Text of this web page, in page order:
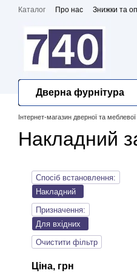
Перейти до основного контенту
Каталог Про нас Знижки та
Дверна фурнітура
Інтернет-магазин дверної та
Накладний
Спосіб встановлення:
Накладний
Призначення:
Для вхідних
Очистити фільтр
Ціна, грн